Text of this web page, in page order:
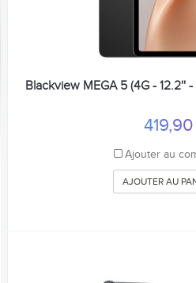
Blackview MEGA 5 (4G - 12.2''
Ajouter au
AJOUTER AU